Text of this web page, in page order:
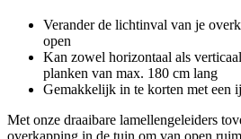
Verander de lichtinval van je
open
Kan zowel horizontaal als
planken van max. 180 cm lang
Gemakkelijk in te korten met een
Met onze draaibare lamellengeleiders
overkapping in de tuin om van open